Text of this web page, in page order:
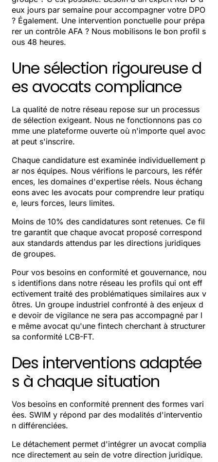
eux jours par semaine pour accompagner votre DPO
? Également. Une intervention ponctuelle pour prépa
rer un contrôle AFA ? Nous mobilisons le bon profil s
ous 48 heures.
Une sélection rigoureuse d
es avocats compliance
La qualité de notre réseau repose sur un processus
de sélection exigeant. Nous ne fonctionnons pas co
mme une plateforme ouverte où n'importe quel avoc
at peut s'inscrire.
Chaque candidature est examinée individuellement p
ar nos équipes. Nous vérifions le parcours, les référ
ences, les domaines d'expertise réels. Nous échang
eons avec les avocats pour comprendre leur pratiqu
e, leurs forces, leurs limites.
Moins de 10% des candidatures sont retenues. Ce fil
tre garantit que chaque avocat proposé correspond
aux standards attendus par les directions juridiques
de groupes.
Pour vos besoins en conformité et gouvernance, nou
s identifions dans notre réseau les profils qui ont eff
ectivement traité des problématiques similaires aux v
ôtres. Un groupe industriel confronté à des enjeux d
e devoir de vigilance ne sera pas accompagné par l
e même avocat qu'une fintech cherchant à structurer
sa conformité LCB-FT.
Des interventions adaptée
s à chaque situation
Vos besoins en conformité prennent des formes vari
ées. SWIM y répond par des modalités d'interventio
n différenciées.
Le détachement permet d'intégrer un avocat complia
nce directement au sein de votre direction juridique.